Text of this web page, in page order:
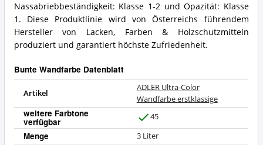
Nassabriebbeständigkeit: Klasse 1-2 und Opazität: Klasse
1. Diese Produktlinie wird von Österreichs führendem
Hersteller von Lacken, Farben & Holzschutzmitteln
produziert und garantiert höchste Zufriedenheit.
Bunte Wandfarbe Datenblatt
Artikel
ADLER Ultra-Color
Wandfarbe erstklassige
weitere Farbtone
verfügbar
a
45
Menge 3 Liter